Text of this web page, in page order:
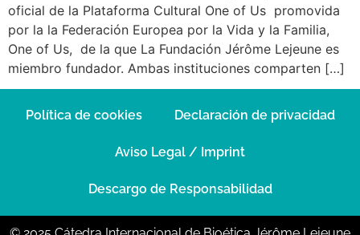
oficial de la Plataforma Cultural One of Us promovida
por la la Federación Europea por la Vida y la Familia,
One of Us, de la que La Fundación Jérôme Lejeune es
miembro fundador. Ambas instituciones comparten […]
Política de cookies Declaración de privacidad
Aviso Legal / Imprint
Descargo de Responsabilidad